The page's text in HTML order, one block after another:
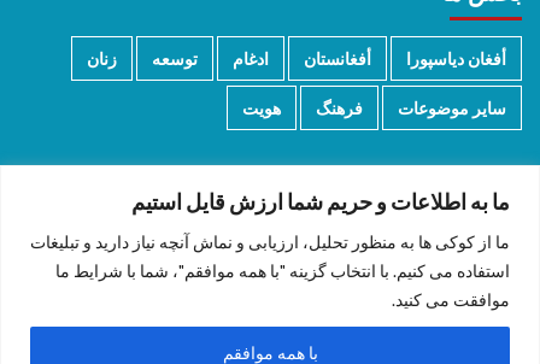
ما به اطلاعات و حریم شما ارزش قایل استیم
ما از کوکی ها به منظور تحلیل، ارزیابی و نماش آنچه نیاز دارید و تبلیغات
استفاده می کنیم. با انتخاب گزینه "با همه موافقم"، شما با شرایط ما
موافقت می کنید.
با همه موافقم
أفغان دیاسپورا أفغانستان ادغام توسعه زنان
سایر موضوعات فرهنگ هویت
دری/پشتو English